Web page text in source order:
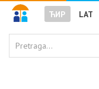
ЋИР LAT